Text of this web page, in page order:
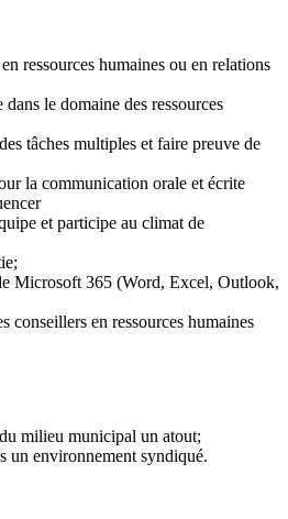
ressources humaines ou en relations
le domaine des ressources
tâches multiples et faire preuve de
la communication orale et écrite
et participe au climat de
Microsoft 365 (Word, Excel, Outlook,
conseillers en ressources humaines
milieu municipal un atout;
un environnement syndiqué.